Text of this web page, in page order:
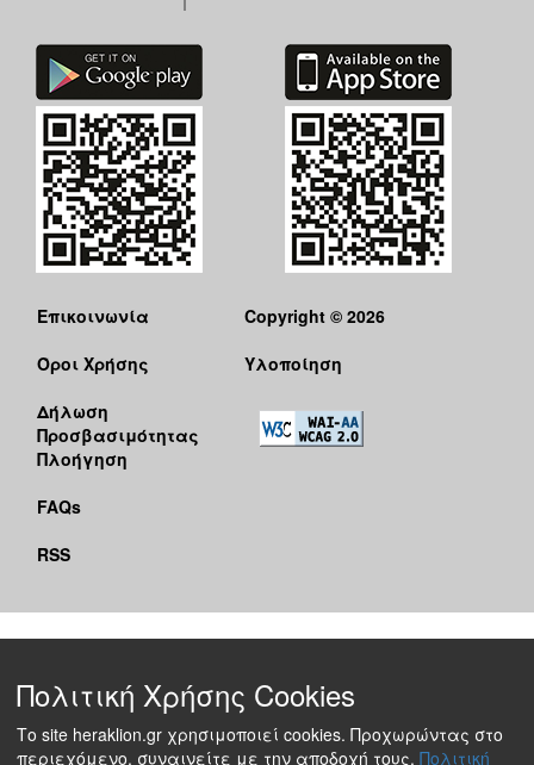
Επικοινωνία
Όροι Χρήσης
Δήλωση
Προσβασιμότητας
Πλοήγηση
FAQs
RSS
Copyright © 2026
Υλοποίηση
Πολιτική Χρήσης Cookies
Το site heraklion.gr χρησιμοποιεί cookies. Προχωρώντας στο
περιεχόμενο, συναινείτε με την αποδοχή τους. Πολιτική